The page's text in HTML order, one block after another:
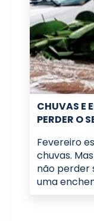
CHUVAS E
PERDER O
Fevereiro
chuvas.
não perder
uma